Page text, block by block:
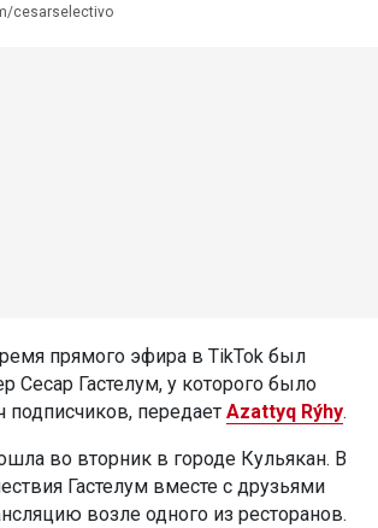
cesarselectivo
прямого эфира в TikTok был
Сесар Гастелум, у которого было
подписчиков, передает Azattyq Rýhy.
во вторник в городе Кульякан. В
Гастелум вместе с друзьями
возле одного из ресторанов.